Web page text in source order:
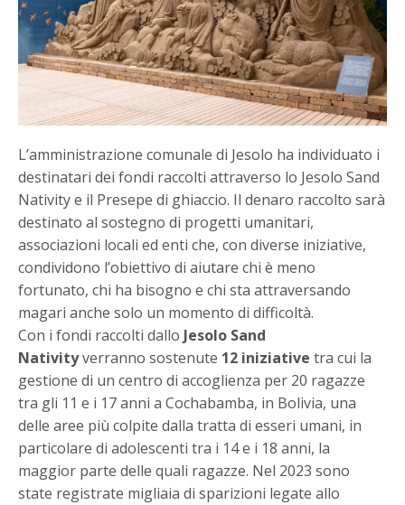
L’amministrazione comunale di Jesolo ha individuato i
destinatari dei fondi raccolti attraverso lo Jesolo Sand
Nativity e il Presepe di ghiaccio. Il denaro raccolto sarà
destinato al sostegno di progetti umanitari,
associazioni locali ed enti che, con diverse iniziative,
condividono l’obiettivo di aiutare chi è meno
fortunato, chi ha bisogno e chi sta attraversando
magari anche solo un momento di difficoltà.
Con i fondi raccolti dallo Jesolo Sand
Nativityverranno sostenute 12 iniziative tra cui la
gestione di un centro di accoglienza per 20 ragazze
tra gli 11 e i 17 anni a Cochabamba, in Bolivia, una
delle aree più colpite dalla tratta di esseri umani, in
particolare di adolescenti tra i 14 e i 18 anni, la
maggior parte delle quali ragazze. Nel 2023 sono
state registrate migliaia di sparizioni legate allo